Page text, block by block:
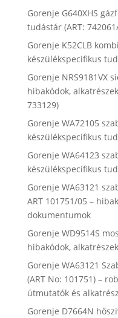
Gorenje G640XHS
tudástár (ART:
Gorenje K52CLB
készülékspecifikus
Gorenje NRS9181VX
hibakódok,
733129)
Gorenje WA72105
készülékspecifikus
Gorenje WA64123
készülékspecifikus
Gorenje WA63121
ART 101751/05 –
dokumentumok
Gorenje WD9514S
hibakódok,
Gorenje WA63121
(ART No: 101751) –
útmutatók és
Gorenje D7664N